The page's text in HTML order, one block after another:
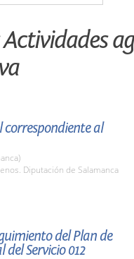
correspondiente al
Diputación de Salamanca
del Plan de
del Servicio 012